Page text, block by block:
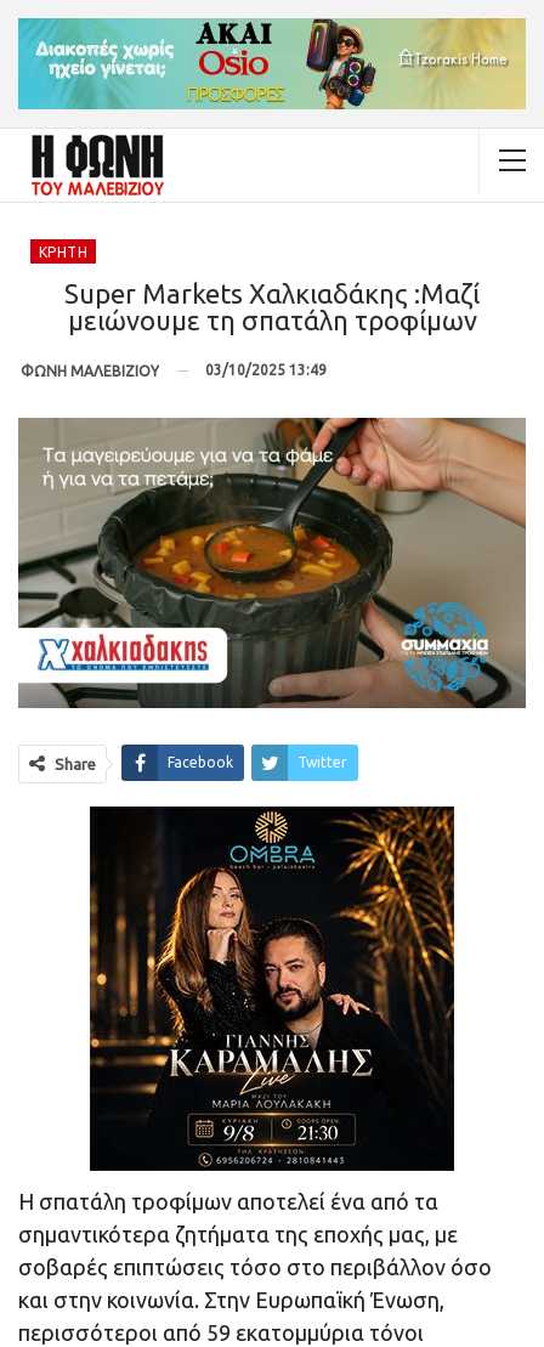
ΚΡΉΤΗ
Super Markets Χαλκιαδάκης :Μαζί
μειώνουμε τη σπατάλη τροφίμων
ΦΩΝΗ ΜΑΛΕΒΙΖΙΟΥ 03/10/2025 13:49
Share Facebook Twitter
Η σπατάλη τροφίμων αποτελεί ένα από τα
σημαντικότερα ζητήματα της εποχής μας, με
σοβαρές επιπτώσεις τόσο στο περιβάλλον όσο
και στην κοινωνία. Στην Ευρωπαϊκή Ένωση,
περισσότεροι από 59 εκατομμύρια τόνοι